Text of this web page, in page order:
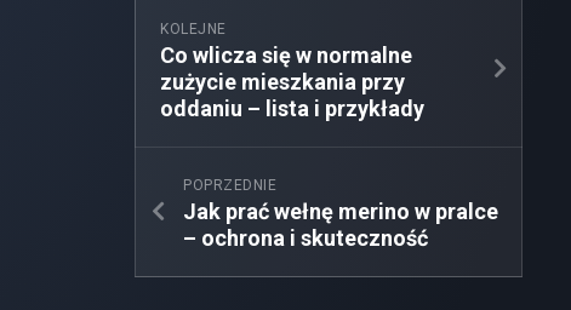
TRANSPORT
KOLEJNE
Co wlicza się w normalne
zużycie mieszkania przy
oddaniu – lista i przykłady
POPRZEDNIE
Jak prać wełnę merino w pralce
– ochrona i skuteczność